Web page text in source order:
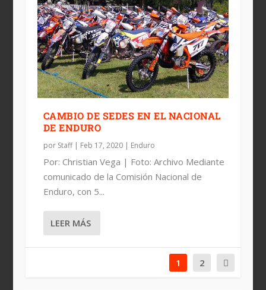
CAMBIO DE SEDES EN EL NACIONAL
DE ENDURO
por Staff| Feb 17, 2020| Enduro
Por: Christian Vega | Foto: Archivo Mediante
comunicado de la Comisión Nacional de
Enduro, con 5...
LEER MÁS
1 2